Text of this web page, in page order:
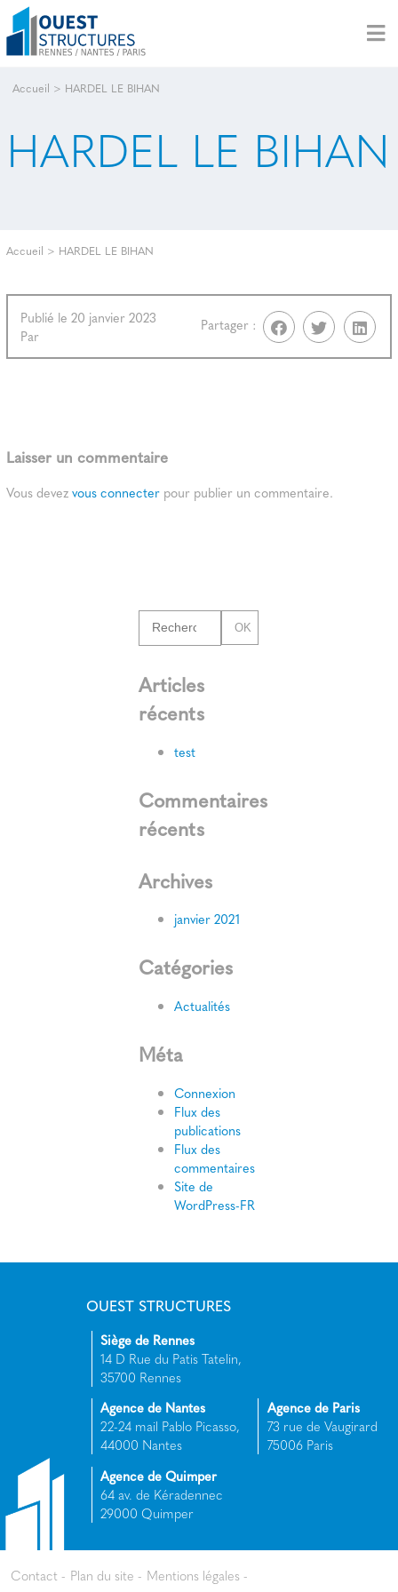
Accueil > HARDEL LE BIHAN
HARDEL LE BIHAN
Accueil > HARDEL LE BIHAN
Publié le 20 janvier 2023
Par
Partager :
Laisser un commentaire
Vous devezvous connecter pour publier un commentaire.
OK
Articles
récents
test
Commentaires
récents
Archives
janvier 2021
Catégories
Actualités
Méta
Connexion
Flux des
publications
Flux des
commentaires
Site de
WordPress-FR
OUEST STRUCTURES
Siège de Rennes
14 D Rue du Patis Tatelin,
35700 Rennes
Agence de Nantes
22-24 mail Pablo Picasso,
44000 Nantes
Agence de Paris
73 rue de Vaugirard
75006 Paris
Agence de Quimper
64 av. de Kéradennec
29000 Quimper
Contact Plan du site Mentions légales